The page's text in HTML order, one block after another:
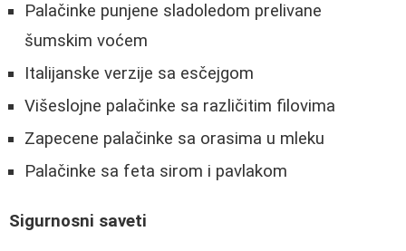
Palačinke punjene sladoledom prelivane
šumskim voćem
Italijanske verzije sa esčejgom
Višeslojne palačinke sa različitim filovima
Zapecene palačinke sa orasima u mleku
Palačinke sa feta sirom i pavlakom
Sigurnosni saveti